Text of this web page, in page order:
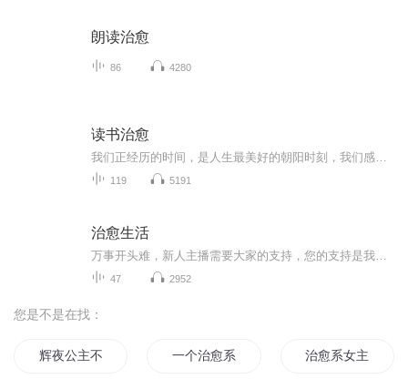
朗读治愈
86 4280
读书治愈
119 5191
治愈生活
47 2952
您是不是在找：
辉夜公主不可能这么治愈一个治愈系的故事 治愈系女主播